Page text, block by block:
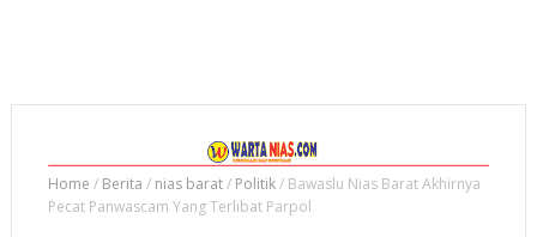
Home / Berita / nias barat/ Politik/ Bawaslu Nias Barat Akhirnya
Pecat Panwascam Yang Terlibat Parpol